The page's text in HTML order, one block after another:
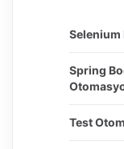
Selenium
Spring
Test